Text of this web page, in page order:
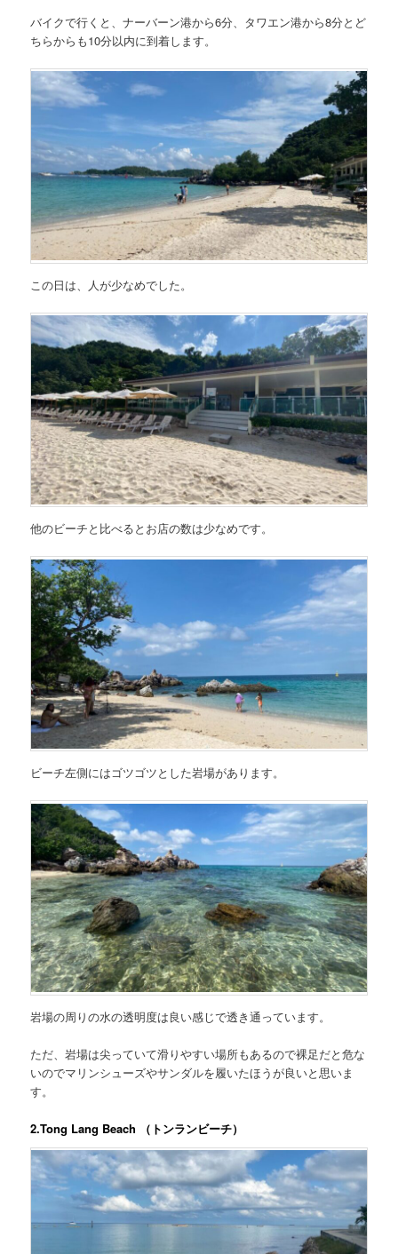
バイクで行くと、ナーバーン港から6分、タワエン港から8分とど
ちらからも10分以内に到着します。
この日は、人が少なめでした。
他のビーチと比べるとお店の数は少なめです。
ビーチ左側にはゴツゴツとした岩場があります。
岩場の周りの水の透明度は良い感じで透き通っています。
ただ、岩場は尖っていて滑りやすい場所もあるので裸足だと危な
いのでマリンシューズやサンダルを履いたほうが良いと思いま
す。
2.Tong Lang Beach （トンランビーチ）